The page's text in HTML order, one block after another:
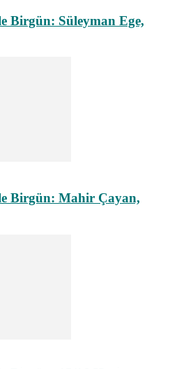
Birgün: Süleyman Ege,
Birgün: Mahir Çayan,